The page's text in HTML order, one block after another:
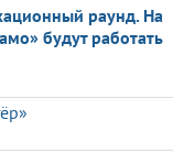
раунд. На
будут работать